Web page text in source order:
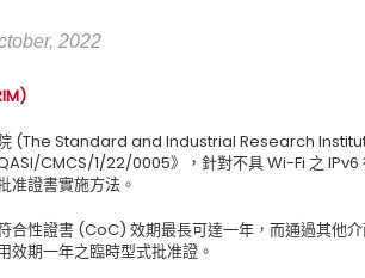
, 2022
(The Standard and Industrial Research
CMCS/1/22/0005》，針對不具Wi-Fi 之IPv6
准證書實施方法。
合性證書 (CoC) 效期最長可達一年，而通過其他
效期一年之臨時型式批准證。